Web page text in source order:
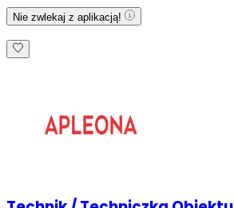
Nie zwlekaj z aplikacją!